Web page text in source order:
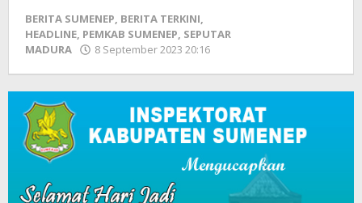
BERITA SUMENEP, BERITA TERKINI,
HEADLINE, PEMKAB SUMENEP, SEPUTAR
MADURA
8 September 2023 20:16